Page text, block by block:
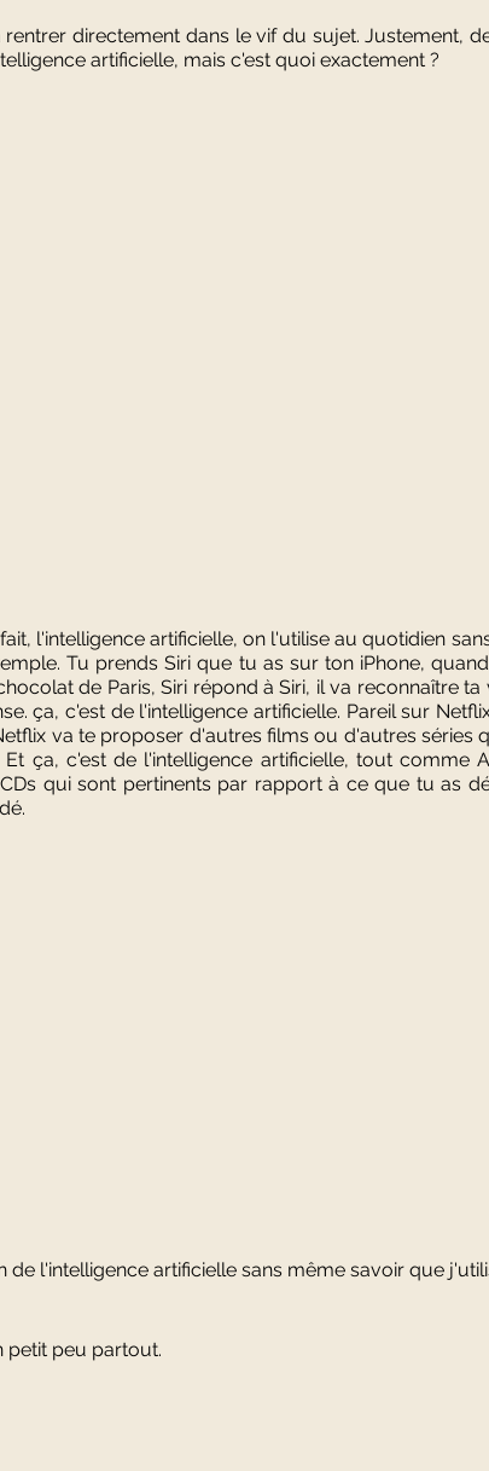
directement dans le vif du sujet. Justement,
artificielle, mais c'est quoi exactement ?
l'intelligence artificielle, on l'utilise au quotidien
Tu prends Siri que tu as sur ton iPhone,
de Paris, Siri répond à Siri, il va reconnaître ta
ça, c'est de l'intelligence artificielle. Pareil sur
va te proposer d'autres films ou d'autres séries
ça, c'est de l'intelligence artificielle, tout comme
qui sont pertinents par rapport à ce que tu as
de l'intelligence artificielle sans même savoir que
petit peu partout.